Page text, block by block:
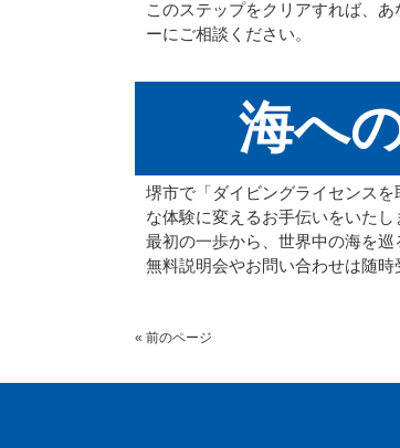
このステップをクリアすれば、
ーにご相談ください。
海へ
堺市で「ダイビングライセンス
な体験に変えるお手伝いをいたし
最初の一歩から、世界中の海を
無料説明会やお問い合わせは随
« 前のページ